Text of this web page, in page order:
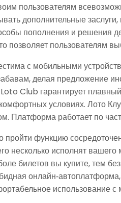
пользователям
дополнительные
пополнения и решения
позволяет пользователям
с мобильными
делая предложение
Club гарантирует
условиях. Лото
Платформа работает по
функцию
несколько исполнят
билетов вы купите, тем
использование